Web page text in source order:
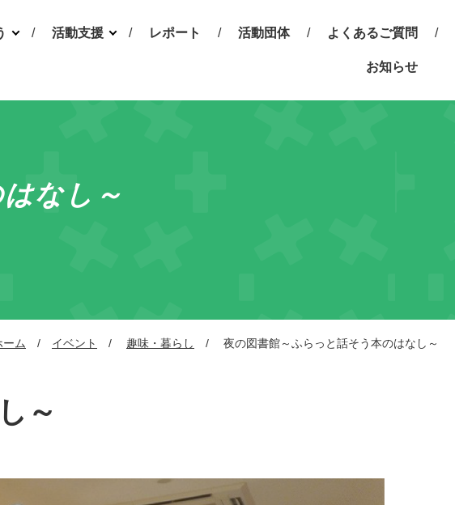
活動支援 レポート 活動団体 よくあるご質問
お知らせ
なし～
ーム イベント 趣味・暮らし 夜の図書館～ふらっと話そう本のはなし～
～